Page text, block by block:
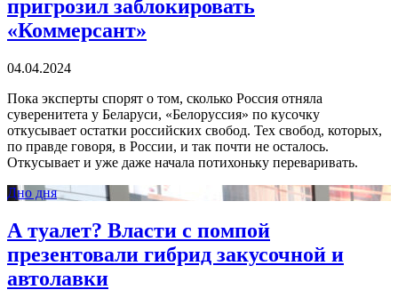
пригрозил заблокировать
«Коммерсант»
04.04.2024
Пока эксперты спорят о том, сколько Россия отняла
суверенитета у Беларуси, «Белоруссия» по кусочку
откусывает остатки российских свобод. Тех свобод, которых,
по правде говоря, в России, и так почти не осталось.
Откусывает и уже даже начала потихоньку переваривать.
Дно дня
А туалет? Власти с помпой
презентовали гибрид закусочной и
автолавки